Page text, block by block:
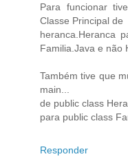
Para funcionar
Classe Principal de
heranca.Heranca
Familia.Java e não
Também tive que
main...
de public class
para public class
Responder